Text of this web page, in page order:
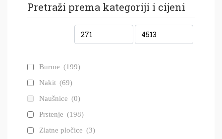
Pretraži prema kategoriji i cijeni
Burme (199)
Nakit (69)
Naušnice (0)
Prstenje (198)
Zlatne pločice (3)